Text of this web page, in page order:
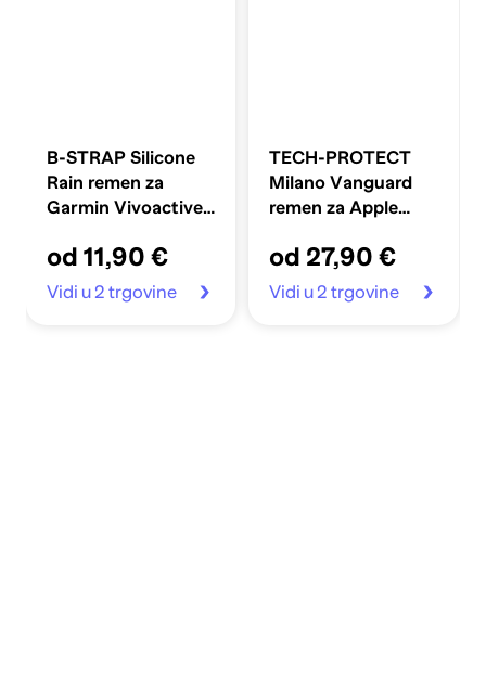
B-STRAP Silicone
Rain remen za
Garmin Vivoactive
od 11,90 €
Vidi u 2 trgovine
TECH-PROTECT
Milano Vanguard
remen za Apple
44/45/46/49 mm,
titanium
od 27,90 €
Vidi u 2 trgovine